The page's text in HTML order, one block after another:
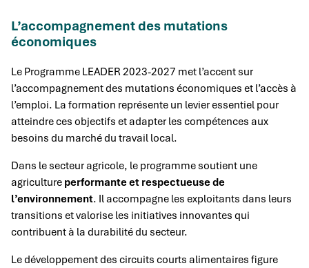
L’accompagnement des mutations
économiques
Le Programme LEADER 2023-2027 met l’accent sur
l’accompagnement des mutations économiques et l’accès à
l’emploi. La formation représente un levier essentiel pour
atteindre ces objectifs et adapter les compétences aux
besoins du marché du travail local.
Dans le secteur agricole, le programme soutient une
agriculture performante et respectueuse de
l’environnement. Il accompagne les exploitants dans leurs
transitions et valorise les initiatives innovantes qui
contribuent à la durabilité du secteur.
Le développement des circuits courts alimentaires figure